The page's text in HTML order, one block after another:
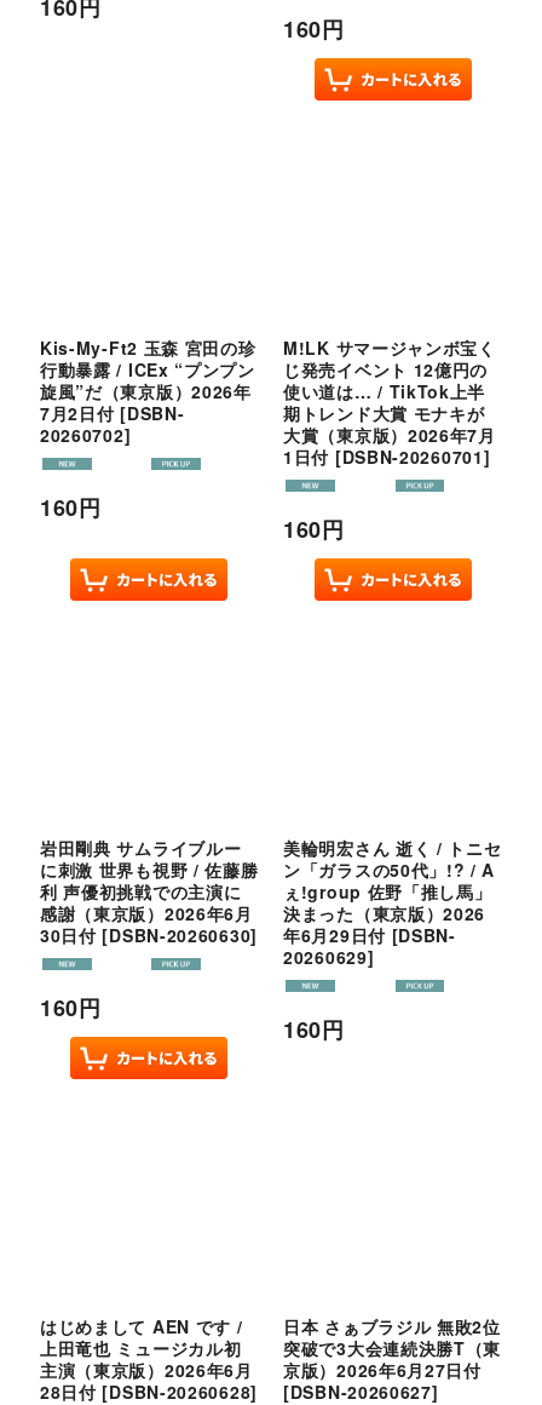
160円
160円
Kis-My-Ft2 玉森 宮田の珍
行動暴露 / ICEx “プンプン
旋風”だ（東京版）2026年
7月2日付 [DSBN-
20260702]
160円
M!LK サマージャンボ宝く
じ発売イベント 12億円の
使い道は… / TikTok上半
期トレンド大賞 モナキが
大賞（東京版）2026年7月
1日付 [DSBN-20260701]
160円
岩田剛典 サムライブルー
に刺激 世界も視野 / 佐藤勝
利 声優初挑戦での主演に
感謝（東京版）2026年6月
30日付 [DSBN-20260630]
160円
美輪明宏さん 逝く / トニセ
ン「ガラスの50代」!? / A
ぇ!group 佐野「推し馬」
決まった（東京版）2026
年6月29日付 [DSBN-
20260629]
160円
はじめまして AEN です /
上田竜也 ミュージカル初
主演（東京版）2026年6月
28日付 [DSBN-20260628]
日本 さぁブラジル 無敗2位
突破で3大会連続決勝T（東
京版）2026年6月27日付
[DSBN-20260627]